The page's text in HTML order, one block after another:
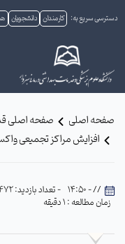
دسترسی سریع به: کارمندان دانشجویان
صفحه اصلی
صفحه اصلی
افزایش مراکز تجمیعی
// - 14:50 - تعداد بازدید: 1472
زمان مطالعه : 1 دقیقه